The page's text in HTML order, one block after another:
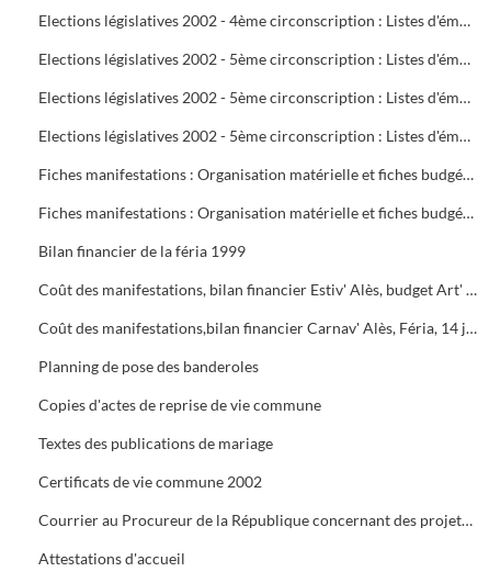
Elections législatives 2002 - 4ème circonscription : Listes d'émargement par bureau de vote : 15 à 17
Elections législatives 2002 - 5ème circonscription : Listes d'émargement par bureau de vote : 18 à 21
Elections législatives 2002 - 5ème circonscription : Listes d'émargement par bureau de vote : 22 à 25
Elections législatives 2002 - 5ème circonscription : Listes d'émargement par bureau de vote : 26 à 29
Fiches manifestations : Organisation matérielle et fiches budgétaires
Fiches manifestations : Organisation matérielle et fiches budgétaires
Bilan financier de la féria 1999
Coût des manifestations, bilan financier Estiv' Alès, budget Art' Alès
Coût des manifestations,bilan financier Carnav' Alès, Féria, 14 juillet, Estiv' Alès, fête de la châtaigne
Planning de pose des banderoles
Copies d'actes de reprise de vie commune
Textes des publications de mariage
Certificats de vie commune 2002
Courrier au Procureur de la République concernant des projets de mariage dont les dossiers administratifs ne sont pas réglés
Attestations d'accueil